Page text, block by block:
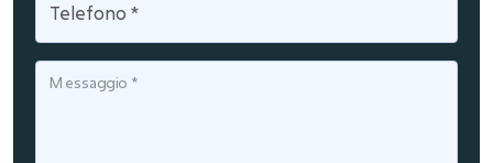
Telefono *
Messaggio *